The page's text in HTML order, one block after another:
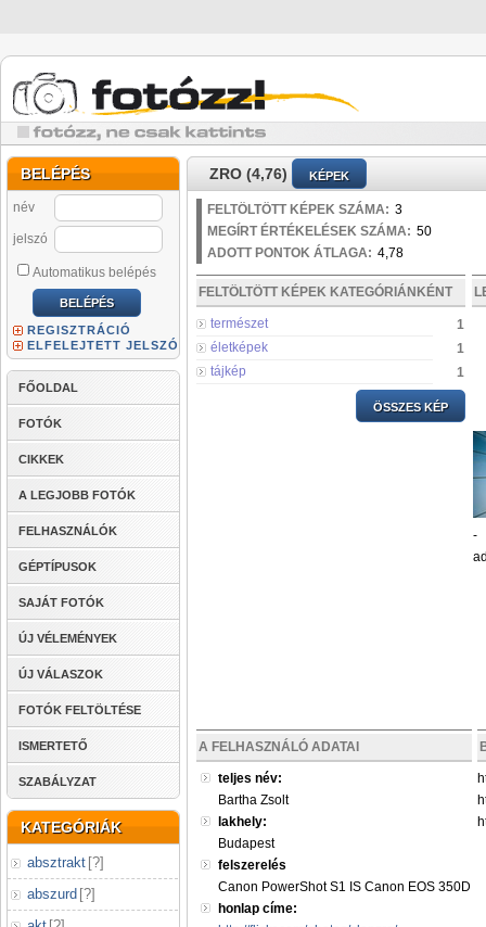
BELÉPÉS
név
jelszó
Automatikus belépés
REGISZTRÁCIÓ
ELFELEJTETT JELSZÓ
FŐOLDAL
FOTÓK
CIKKEK
A LEGJOBB FOTÓK
FELHASZNÁLÓK
GÉPTÍPUSOK
SAJÁT FOTÓK
ÚJ VÉLEMÉNYEK
ÚJ VÁLASZOK
FOTÓK FELTÖLTÉSE
ISMERTETŐ
SZABÁLYZAT
KATEGÓRIÁK
absztrakt [?]
abszurd [?]
ZRO (4,76) KÉPEK
FELTÖLTÖTT KÉPEK SZÁMA: 3
MEGÍRT ÉRTÉKELÉSEK SZÁMA: 50
ADOTT PONTOK ÁTLAGA: 4,78
FELTÖLTÖTT KÉPEK KATEGÓRIÁNKÉNT
természet
1
életképek
1
tájkép
1
ÖSSZES KÉP
-
A FELHASZNÁLÓ ADATAI
teljes név:
Bartha Zsolt
lakhely:
Budapest
felszerelés
Canon PowerShot S1 IS Canon EOS 350D
honlap címe: